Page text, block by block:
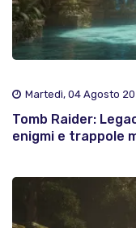
Martedì, 04 Agosto
Tomb Raider:
enigmi e trappole